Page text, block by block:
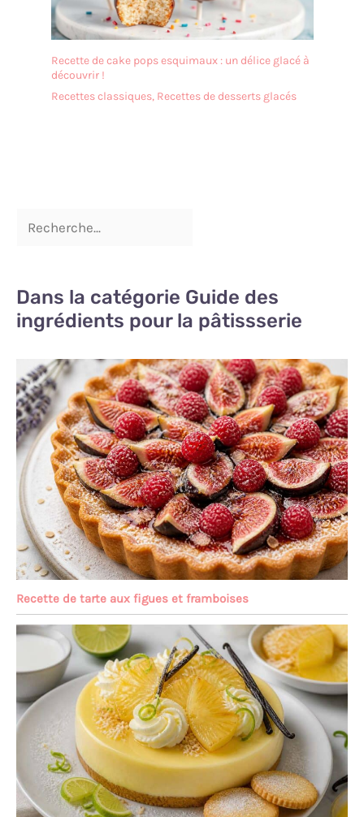
Recette de cake pops esquimaux : un délice glacé à
découvrir !
Recettes classiques, Recettes de desserts glacés
Dans la catégorie Guide des
ingrédients pour la pâtissserie
Recette de tarte aux figues et framboises